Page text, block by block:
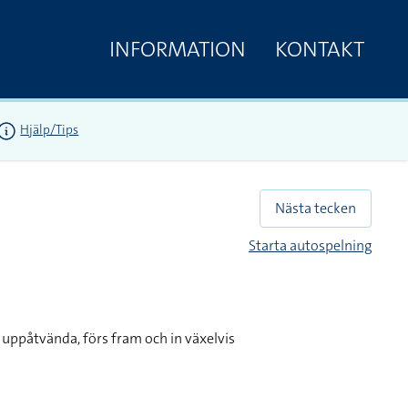
INFORMATION KONTAKT
Hjälp/Tips
Nästa tecken
Starta autospelning
förs fram och in växelvis